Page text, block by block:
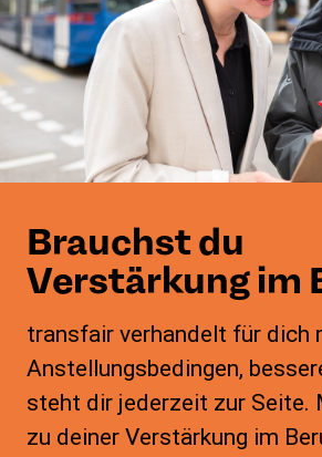
Brauchst du
Verstärkung im
transfair verhandelt für dich
Anstellungsbedingen,
steht dir jederzeit zur Seite.
zu deiner Verstärkung im